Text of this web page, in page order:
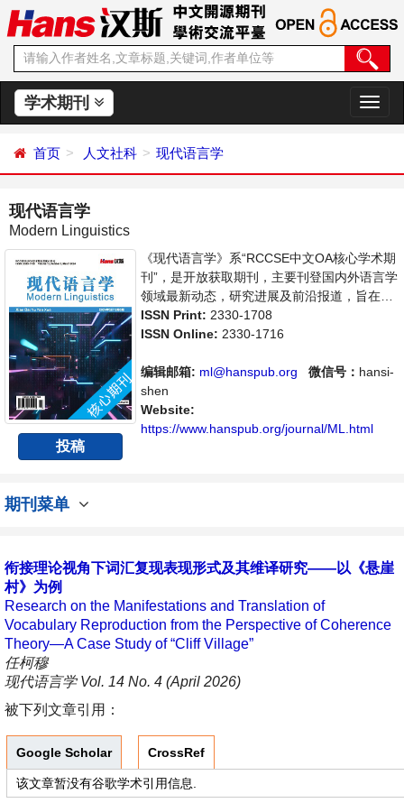
学术期刊
切
换
首页 人文社科 现代语言学
现代语言学
Modern Linguistics
投稿
《现代语言学》系“RCCSE中文OA核心学术期
刊”，是开放获取期刊，主要刊登国内外语言学
领域最新动态，研究进展及前沿报道，旨在给
世界范围内的科学家、学者、科研人员提供一
个传播、分享和讨论语言学领域内不同方向问
ISSN Print: 2330-1708
ISSN Online: 2330-1716
编辑邮箱: ml@hanspub.org 微信号： hansi-
shen
Website:
https://www.hanspub.org/journal/ML.html
期刊菜单
衔接理论视角下词汇复现表现形式及其维译研究——以《悬崖
村》为例
Research on the Manifestations and Translation of
Vocabulary Reproduction from the Perspective of Coherence
Theory—A Case Study of “Cliff Village”
任柯穆
现代语言学 Vol. 14 No. 4 (April 2026)
被下列文章引用：
Google Scholar CrossRef
该文章暂没有谷歌学术引用信息.